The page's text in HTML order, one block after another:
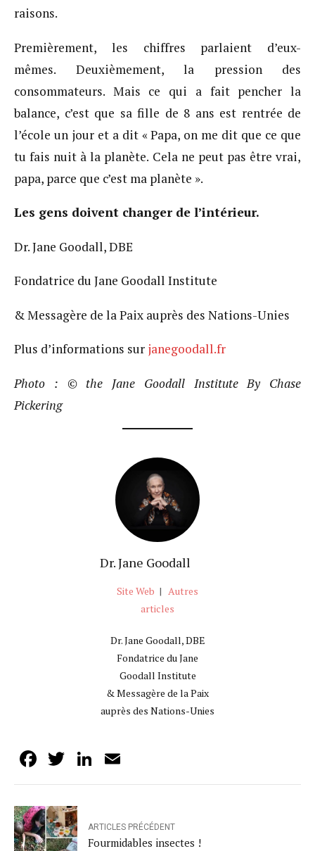
raisons.
Premièrement, les chiffres parlaient d’eux-
mêmes. Deuxièmement, la pression des
consommateurs. Mais ce qui a fait pencher la
balance, c’est que sa fille de 8 ans est rentrée de
l’école un jour et a dit « Papa, on me dit que ce que
tu fais nuit à la planète. Cela ne peut pas être vrai,
papa, parce que c’est ma planète ».
Les gens doivent changer de l’intérieur.
Dr. Jane Goodall, DBE
Fondatrice du Jane Goodall Institute
& Messagère de la Paix auprès des Nations-Unies
Plus d’informations sur janegoodall.fr
Photo : © the Jane Goodall Institute By Chase
Pickering
Dr. Jane Goodall
Site Web | Autres
articles
Dr. Jane Goodall, DBE
Fondatrice du Jane
Goodall Institute
& Messagère de la Paix
auprès des Nations-Unies
Facebook
TwitterLinkedIn
ARTICLES PRÉCÉDENT
Fourmidables insectes !